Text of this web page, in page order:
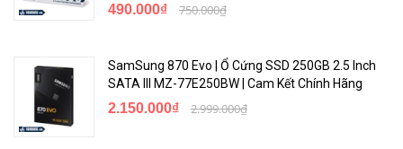
<Hotline: 0828.011.011 - (028)7300.2021 - VoHoang.vn>
490.000₫ 750.000₫
SamSung 870 Evo | Ổ Cứng SSD 250GB 2.5 Inch
SATA III MZ-77E250BW | Cam Kết Chính Hãng
2.150.000₫ 2.999.000₫